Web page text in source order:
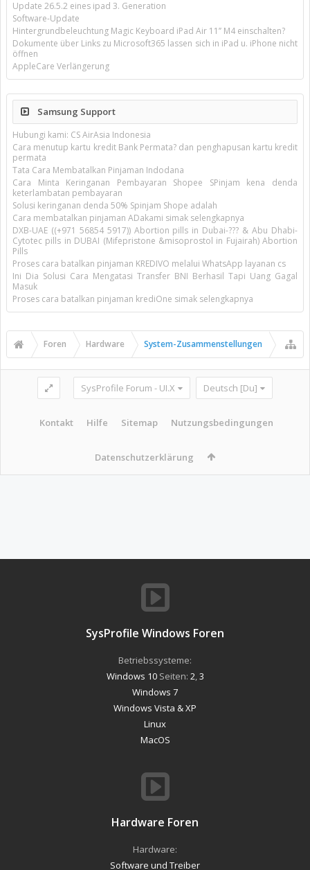
Update 26.5.2 eines ipad 3. Generation
Software-Update
Hintergrundbeleuchtung Magic Keyboard iPad Air 11’’ M4 einschalten?
Dokumente über Links zu Microsoft365 lassen sich in iPad u. iPhone nicht
öffnen
AppleCare Verlängerung
Samsung Support
Hubungi kami: CS AirAsia Indonesia
Cara menutup kartu kredit Bank Permata? dan penghapusan kartu kredit
permata
Tata Cara Membatalkan Pinjaman Indodana
Cara Minta Keringanan Pembayaran Shopee SPinjam kena denda
keterlambatan pembayaran
Solusi keringanan denda 50% Spinjam Shope adalah
Cara membatalkan pinjaman ADakami simak selengkapnya
DXB-UAE ((+971 56854 5917)) Abortion pills in Dubai-??? & Abu Dhabi-
Cytotec pills in DUBAI (Mifepristone &misoprostol in Fujairah) Abortion
Pills
Proses cara batalkan pinjaman KREDIVO melalui WhatsApp layanan cs
Ini Dia Solusi Cara Mengatasi Transfer BNI Berhasil Tapi Uang Gagal
Masuk
Proses cara batalkan pinjaman krediOne simak selengkapnya
Foren Hardware System-Zusammenstellungen
SysProfile Forum - UI.X Deutsch [Du]
Kontakt Hilfe Sitemap Nutzungsbedingungen
Datenschutzerklärung
SysProfile Windows Foren
Betriebssysteme:
Windows 10Seiten: 2,3
Windows 7
Windows Vista & XP
Linux
MacOS
Hardware Foren
Hardware:
Software und Treiber